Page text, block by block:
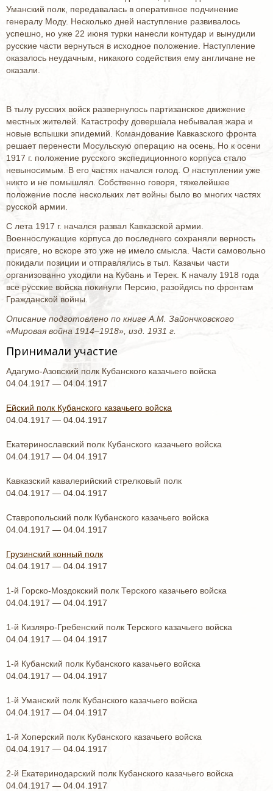
Уманский полк, передавалась в оперативное подчинение
генералу Моду. Несколько дней наступление развивалось
успешно, но уже 22 июня турки нанесли контудар и вынудили
русские части вернуться в исходное положение. Наступление
оказалось неудачным, никакого содействия ему англичане не
оказали.
В тылу русских войск развернулось партизанское движение
местных жителей. Катастрофу довершала небывалая жара и
новые вспышки эпидемий. Командование Кавказского фронта
решает перенести Мосульскую операцию на осень. Но к осени
1917 г. положение русского экспедиционного корпуса стало
невыносимым. В его частях начался голод. О наступлении уже
никто и не помышлял. Собственно говоря, тяжелейшее
положение после нескольких лет войны было во многих частях
русской армии.
С лета 1917 г. начался развал Кавказской армии.
Военнослужащие корпуса до последнего сохраняли верность
присяге, но вскоре это уже не имело смысла. Части самовольно
покидали позиции и отправлялись в тыл. Казачьи части
организованно уходили на Кубань и Терек. К началу 1918 года
все русские войска покинули Персию, разойдясь по фронтам
Гражданской войны.
Описание подготовлено по книге А.М. Зайончковского
«Мировая война 1914–1918», изд. 1931 г.
Принимали участие
Адагумо-Азовский полк Кубанского казачьего войска
04.04.1917 — 04.04.1917
Ейский полк Кубанского казачьего войска
04.04.1917 — 04.04.1917
Екатеринославский полк Кубанского казачьего войска
04.04.1917 — 04.04.1917
Кавказский кавалерийский стрелковый полк
04.04.1917 — 04.04.1917
Ставропольский полк Кубанского казачьего войска
04.04.1917 — 04.04.1917
Грузинский конный полк
04.04.1917 — 04.04.1917
1-й Горско-Моздокский полк Терского казачьего войска
04.04.1917 — 04.04.1917
1-й Кизляро-Гребенский полк Терского казачьего войска
04.04.1917 — 04.04.1917
1-й Кубанский полк Кубанского казачьего войска
04.04.1917 — 04.04.1917
1-й Уманский полк Кубанского казачьего войска
04.04.1917 — 04.04.1917
1-й Хоперский полк Кубанского казачьего войска
04.04.1917 — 04.04.1917
2-й Екатеринодарский полк Кубанского казачьего войска
04.04.1917 — 04.04.1917